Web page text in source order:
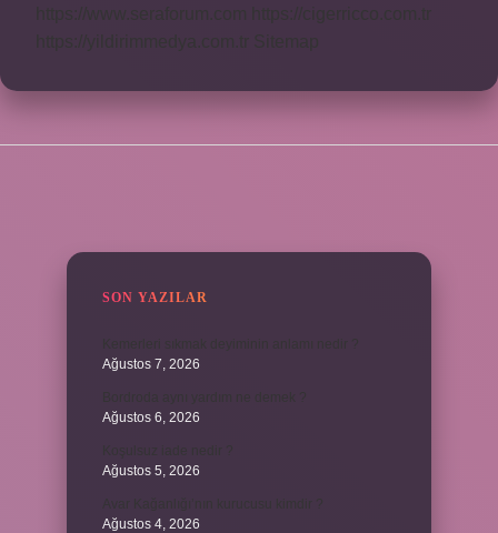
SON YAZILAR
Ağustos 7, 2026
Ağustos 6, 2026
Ağustos 5, 2026
Ağustos 4, 2026